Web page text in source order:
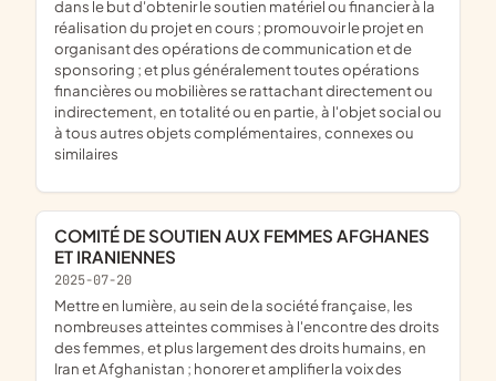
dans le but d'obtenir le soutien matériel ou financier à la
réalisation du projet en cours ; promouvoir le projet en
organisant des opérations de communication et de
sponsoring ; et plus généralement toutes opérations
financières ou mobilières se rattachant directement ou
indirectement, en totalité ou en partie, à l'objet social ou
à tous autres objets complémentaires, connexes ou
similaires
COMITÉ DE SOUTIEN AUX FEMMES AFGHANES
ET IRANIENNES
2025-07-20
mettre en lumière, au sein de la société française, les
nombreuses atteintes commises à l'encontre des droits
des femmes, et plus largement des droits humains, en
Iran et Afghanistan ; honorer et amplifier la voix des